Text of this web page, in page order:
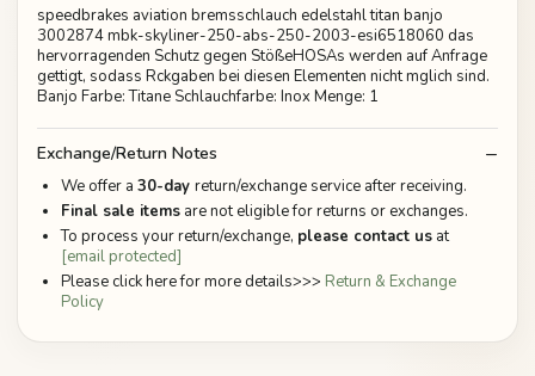
speedbrakes aviation bremsschlauch edelstahl titan banjo
3002874 mbk-skyliner-250-abs-250-2003-esi6518060 das
hervorragenden Schutz gegen StößeHOSAs werden auf Anfrage
gettigt, sodass Rckgaben bei diesen Elementen nicht mglich sind.
Banjo Farbe: Titane Schlauchfarbe: Inox Menge: 1
Exchange/Return Notes
We offer a 30-day return/exchange service after receiving.
Final sale items are not eligible for returns or exchanges.
To process your return/exchange, please contact us at
[email protected]
Please click here for more details>>> Return & Exchange
Policy